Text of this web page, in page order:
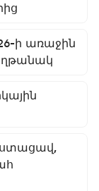
ի առաջին